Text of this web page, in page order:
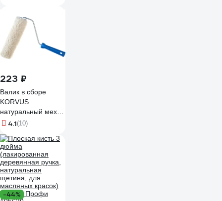
223 ₽
Валик в сборе
KORVUS
натуральный мех,
250 мм 0306240
4.1(10)
-44%